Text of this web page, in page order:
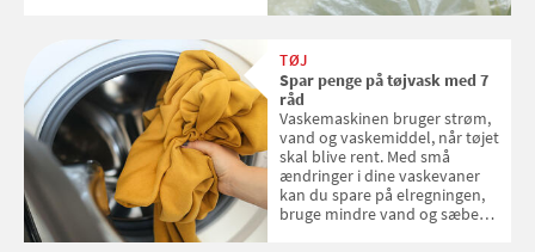
TØJ
Spar penge på tøjvask med 7
råd
Vaskemaskinen bruger strøm,
vand og vaskemiddel, når tøjet
skal blive rent. Med små
ændringer i dine vaskevaner
kan du spare på elregningen,
bruge mindre vand og sæbe